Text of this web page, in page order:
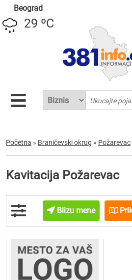
Beograd
29 ºC
Početna » Braničevski okrug » Požarevac
Kavitacija Požarevac
Blizu mene